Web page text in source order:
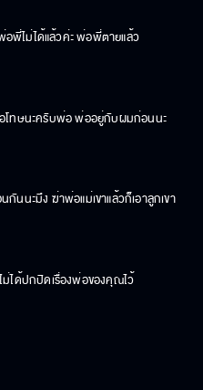
อพี่ไม่ได้แล้วค่ะ พ่อพี่ตายแล้ว
โทษนะครับพ่อ พ่ออยู่กับผมก่อนนะ
กันนะมึง ฆ่าพ่อแม่เขาแล้วก็เอาลูกเขา
ม่ได้ปกปิดเรื่องพ่อของคุณไว้
ตื่นมาจะได้สดชื่น